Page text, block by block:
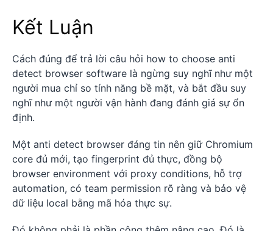
Kết Luận
Cách đúng để trả lời câu hỏi how to choose anti
detect browser software là ngừng suy nghĩ như một
người mua chỉ so tính năng bề mặt, và bắt đầu suy
nghĩ như một người vận hành đang đánh giá sự ổn
định.
Một anti detect browser đáng tin nên giữ Chromium
core đủ mới, tạo fingerprint đủ thực, đồng bộ
browser environment với proxy conditions, hỗ trợ
automation, có team permission rõ ràng và bảo vệ
dữ liệu local bằng mã hóa thực sự.